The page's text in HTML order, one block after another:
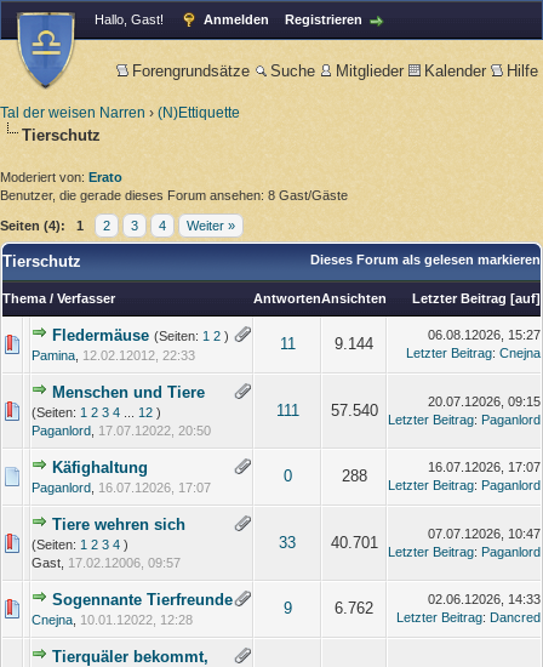
Hallo, Gast! Anmelden Registrieren
Forengrundsätze Suche Mitglieder Kalender Hilfe
Tal der weisen Narren › (N)Ettiquette
Tierschutz
Moderiert von: Erato
Benutzer, die gerade dieses Forum ansehen: 8 Gast/Gäste
Seiten (4): 1 2 3 4 Weiter »
Dieses Forum als gelesen markieren
Tierschutz
Thema / Verfasser AntwortenAnsichten Letzter Beitrag [auf]
Fledermäuse (Seiten: 1 2 )
Pamina 12.02.12012, 22:33
11 9.144
06.08.12026, 15:27
Letzter Beitrag: Cnejna
Menschen und Tiere
(Seiten: 1 2 3 4 12 )
Paganlord 17.07.12022, 20:50
111 57.540
20.07.12026, 09:15
Letzter Beitrag: Paganlord
Käfighaltung
Paganlord 16.07.12026, 17:07
0 288
16.07.12026, 17:07
Letzter Beitrag: Paganlord
Tiere wehren sich
(Seiten: 1 2 3 4 )
Gast, 17.02.12006, 09:57
33 40.701
07.07.12026, 10:47
Letzter Beitrag: Paganlord
Sogennante Tierfreunde
Cnejna 10.01.12022, 12:28
9 6.762
02.06.12026, 14:33
Letzter Beitrag: Dancred
Tierquäler bekommt,